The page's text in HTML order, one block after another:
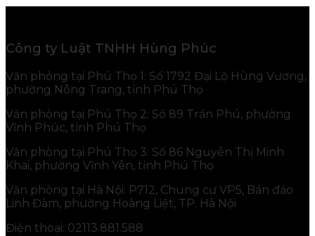
Công ty Luật TNHH Hùng Phúc
Văn phòng tại Phú Thọ 1: Số 1792 Đại Lộ Hùng Vương,
phường Nông Trang, tỉnh Phú Thọ
Văn phòng tại Phú Thọ 2: Số 89 Trần Phú, phường
Vĩnh Phúc, tỉnh Phú Thọ
Văn phòng tại Phú Thọ 3: Số 86 Nguyễn Thị Minh
Khai, phường Vĩnh Yên, tỉnh Phú Thọ
Văn phòng tại Hà Nội: P712, Chung cư VP5, Bán đảo
Linh Đàm, phường Hoàng Liệt, TP. Hà Nội
Điện thoại: 02113.881.588